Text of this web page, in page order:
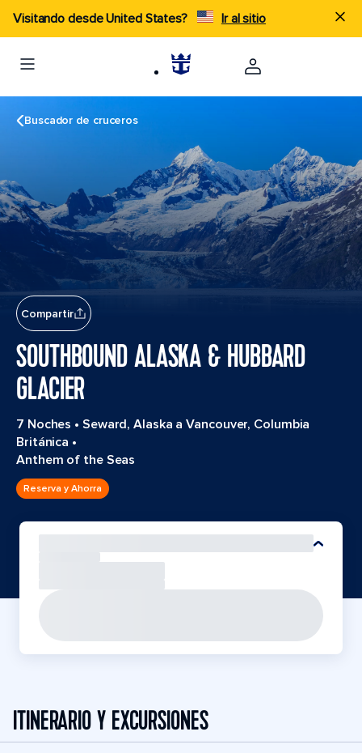
Visitando desde United States? Ir al sitio
Buscador de cruceros
Compartir
SOUTHBOUND ALASKA & HUBBARD
GLACIER
7 Noches • Seward, Alaska a Vancouver, Columbia
Británica •
Anthem of the Seas
Reserva y Ahorra
ITINERARIO Y EXCURSIONES